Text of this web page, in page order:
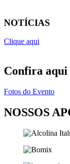
NOTÍCIAS
Clique aqui
Confira aqui
Fotos do Evento
NOSSOS